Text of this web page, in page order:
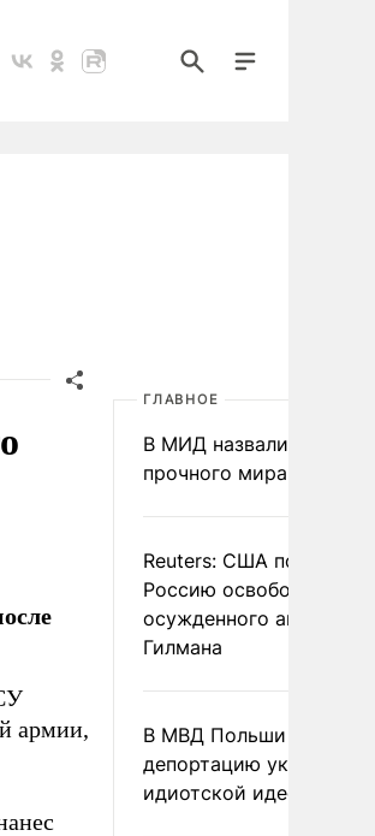
армии,
ГЛАВНОЕ
В МИД назвали условия
прочного мира на
Reuters: США
Россию освободить
осужденного
Гилмана
В МВД Польши назвали
депортацию украинцев
идиотской идеей